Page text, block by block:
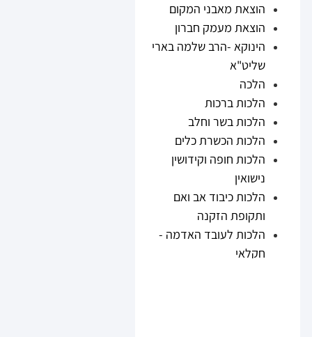
הוצאת מאבני המקום
הוצאת מעמק חברון
הינוקא -הרב שלמה בארי
שליט"א
הלכה
הלכות ברכות
הלכות בשר וחלב
הלכות הכשרת כלים
הלכות חופה וקידושין
נישואין
הלכות כיבוד אב ואם
ותקופת הזקנה
הלכות לעובד האדמה -
חקלאי